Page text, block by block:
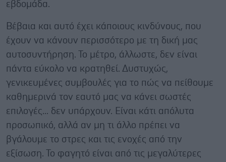
εβδομάδα.
Βέβαια και αυτό έχει κάποιους κινδύνους, που
έχουν να κάνουν περισσότερο με τη δική μας
αυτοσυντήρηση. Το μέτρο, άλλωστε, δεν είναι
πάντα εύκολο να κρατηθεί. Δυστυχώς,
γενικευμένες συμβουλές για το πώς να πείθουμε
καθημερινά τον εαυτό μας να κάνει σωστές
επιλογές... δεν υπάρχουν. Είναι κάτι απόλυτα
προσωπικό, αλλά αν μη τι άλλο πρέπει να
βγάλουμε το στρες και τις ενοχές από την
εξίσωση. Το φαγητό είναι από τις μεγαλύτερες